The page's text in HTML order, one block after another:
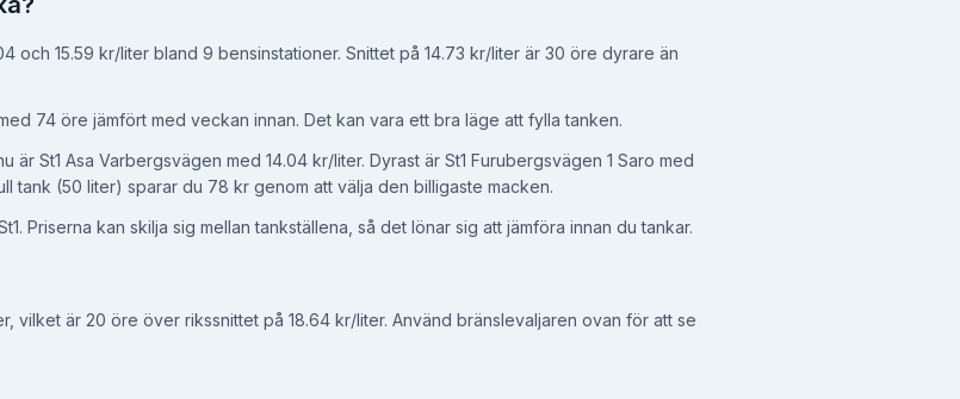
och 15.59 kr/liter bland 9 bensinstationer. Snittet på 14.73 kr/liter är 30 öre dyrare än
74 öre jämfört med veckan innan. Det kan vara ett bra läge att fylla tanken.
är St1 Asa Varbergsvägen med 14.04 kr/liter. Dyrast är St1 Furubergsvägen 1 Saro med
tank (50 liter) sparar du 78 kr genom att välja den billigaste macken.
Priserna kan skilja sig mellan tankställena, så det lönar sig att jämföra innan du tankar.
, vilket är 20 öre över rikssnittet på 18.64 kr/liter. Använd bränslevaljaren ovan för att se